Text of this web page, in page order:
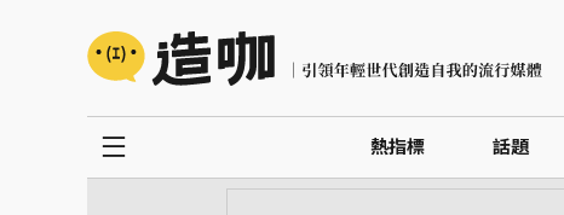
熱指標 話題